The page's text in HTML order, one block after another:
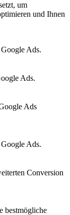
um
und Ihnen
Ads.
Ads.
Ads
Ads.
Conversion
bestmögliche